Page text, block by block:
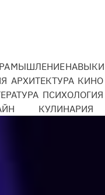
МЫШЛЕНИЕНАВЫКИ
АРХИТЕКТУРА КИНО
ПСИХОЛОГИЯ
КУЛИНАРИЯ